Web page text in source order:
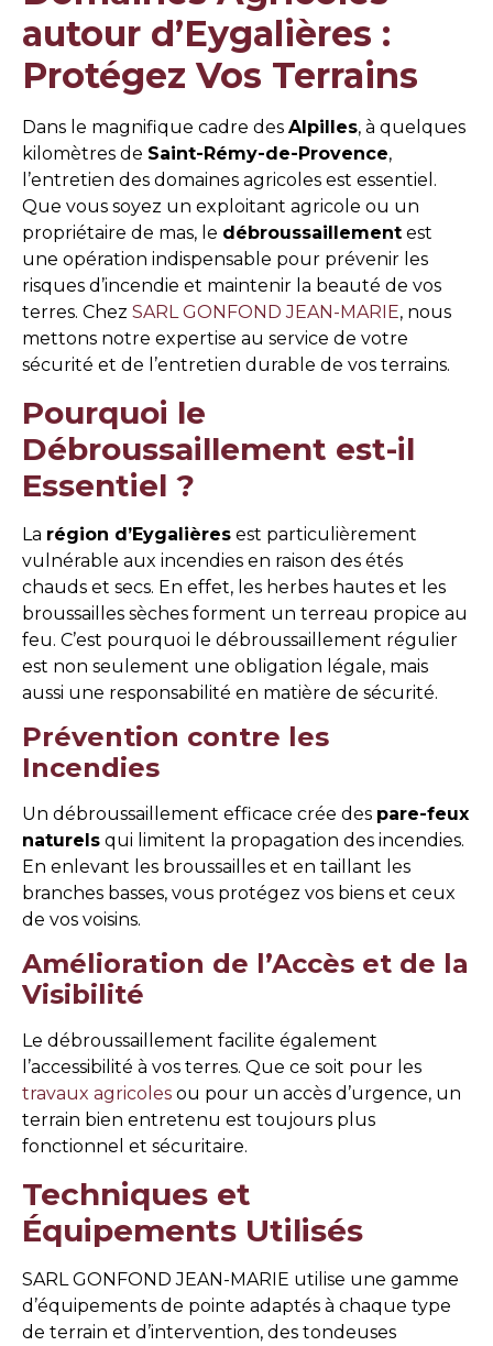
autour d’Eygalières :
Protégez Vos Terrains
Dans le magnifique cadre des Alpilles, à quelques
kilomètres de Saint-Rémy-de-Provence,
l’entretien des domaines agricoles est essentiel.
Que vous soyez un exploitant agricole ou un
propriétaire de mas, le débroussaillement est
une opération indispensable pour prévenir les
risques d’incendie et maintenir la beauté de vos
terres. Chez SARL GONFOND JEAN-MARIE, nous
mettons notre expertise au service de votre
sécurité et de l’entretien durable de vos terrains.
Pourquoi le
Débroussaillement est-il
Essentiel ?
La région d’Eygalières est particulièrement
vulnérable aux incendies en raison des étés
chauds et secs. En effet, les herbes hautes et les
broussailles sèches forment un terreau propice au
feu. C’est pourquoi le débroussaillement régulier
est non seulement une obligation légale, mais
aussi une responsabilité en matière de sécurité.
Prévention contre les
Incendies
Un débroussaillement efficace crée des pare-feux
naturels qui limitent la propagation des incendies.
En enlevant les broussailles et en taillant les
branches basses, vous protégez vos biens et ceux
de vos voisins.
Amélioration de l’Accès et de la
Visibilité
Le débroussaillement facilite également
l’accessibilité à vos terres. Que ce soit pour les
travaux agricoles ou pour un accès d’urgence, un
terrain bien entretenu est toujours plus
fonctionnel et sécuritaire.
Techniques et
Équipements Utilisés
SARL GONFOND JEAN-MARIE utilise une gamme
d’équipements de pointe adaptés à chaque type
de terrain et d’intervention, des tondeuses